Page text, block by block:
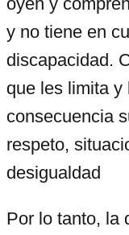
y no tiene en
discapacidad.
que les limita y
consecuencia
respeto,
desigualdad
Por lo tanto, la